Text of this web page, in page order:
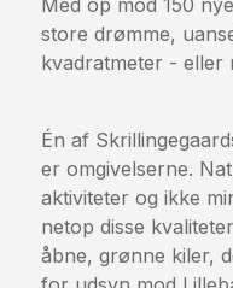
store drømme,
kvadratmeter - eller
Én af
er omgivelserne.
aktiviteter og ikke
netop disse
åbne, grønne kiler,